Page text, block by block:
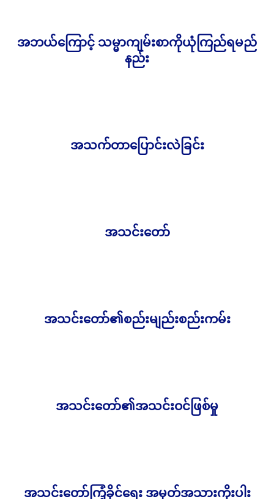
4,000.00Ks
အဘယ်ကြောင့် သမ္မာကျမ်းစာကိုယုံကြည်ရမည်
နည်း
3,000.00Ks
အသက်တာပြောင်းလဲခြင်း
4,000.00Ks
အသင်းတော်
4,000.00Ks
အသင်းတော်၏စည်းမျည်းစည်းကမ်း
4,000.00Ks
အသင်းတော်၏အသင်းဝင်ဖြစ်မှု
1,500.00Ks
အသင်းတော်ကြံ့ခိုင်ရေး အမှတ်အသားကိုးပါး